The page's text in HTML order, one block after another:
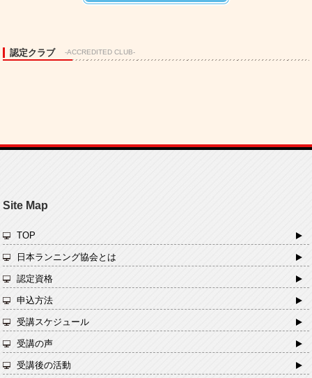
認定クラブ -ACCREDITED CLUB-
Site Map
TOP
日本ランニング協会とは
認定資格
申込方法
受講スケジュール
受講の声
受講後の活動